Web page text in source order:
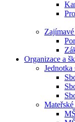
Organizace a